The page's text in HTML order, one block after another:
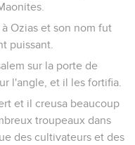
Ozias et son nom fut
puissant.
sur la porte de
l'angle, et il les fortifia.
et il creusa beaucoup
troupeaux dans
des cultivateurs et des